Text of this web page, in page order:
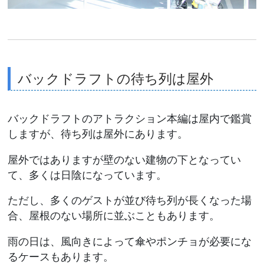
バックドラフトの待ち列は屋外
バックドラフトのアトラクション本編は屋内で鑑賞
しますが、待ち列は屋外にあります。
屋外ではありますが壁のない建物の下となってい
て、多くは日陰になっています。
ただし、多くのゲストが並び待ち列が長くなった場
合、屋根のない場所に並ぶこともあります。
雨の日は、風向きによって傘やポンチョが必要にな
るケースもあります。